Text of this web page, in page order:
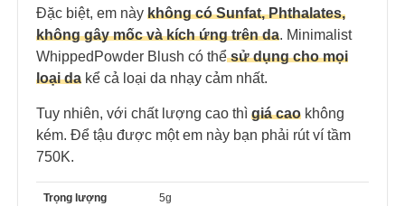
Đặc biệt, em này không có Sunfat, Phthalates,
không gây mốc và kích ứng trên da. Minimalist
WhippedPowder Blush có thểsử dụng cho mọi
loại da kể cả loại da nhạy cảm nhất.
Tuy nhiên, với chất lượng cao thì giá cao không
kém. Để tậu được một em này bạn phải rút ví tầm
750K.
Trọng lượng 5g